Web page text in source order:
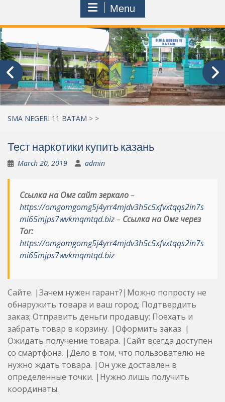
Menu
SMA NEGERI 11 BATAM > >
Тест наркотики купить казань
March 20, 2019 admin
Ссылка на Омг сайт зеркало–
https://omgomgomg5j4yrr4mjdv3h5c5xfvxtqqs2in7s
mi65mjps7wvkmqmtqd.biz– Ссылка на Омг через
Tor:
https://omgomgomg5j4yrr4mjdv3h5c5xfvxtqqs2in7s
mi65mjps7wvkmqmtqd.biz
Сайте. |Зачем нужен гарант?|Можно попросту не
обнаружить товара и ваш город; Подтвердить
заказ; Отправить деньги продавцу; Поехать и
забрать товар в корзину. |Оформить заказ. |
Ожидать получение товара. |Сайт всегда доступен
со смартфона. |Дело в том, что пользователю не
нужно ждать товара. |Он уже доставлен в
определенные точки. |Нужно лишь получить
координаты.